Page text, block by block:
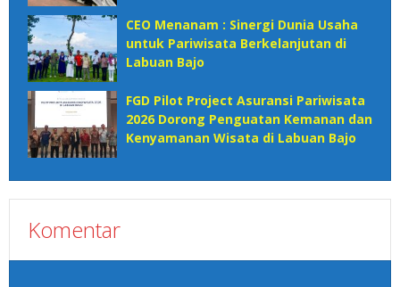
CEO Menanam : Sinergi Dunia Usaha
untuk Pariwisata Berkelanjutan di
Labuan Bajo
FGD Pilot Project Asuransi Pariwisata
2026 Dorong Penguatan Kemanan dan
Kenyamanan Wisata di Labuan Bajo
Komentar